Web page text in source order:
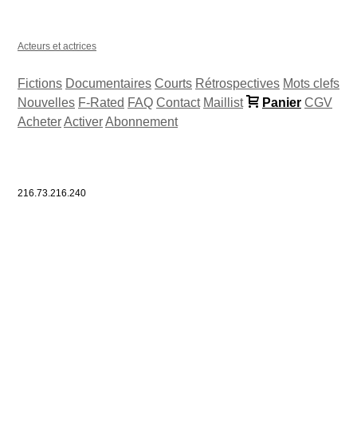
Acteurs et actrices
Fictions Documentaires Courts Rétrospectives Mots clefs
Nouvelles F-Rated FAQ Contact Maillist Panier CGV
AcheterActiverAbonnement
216.73.216.240